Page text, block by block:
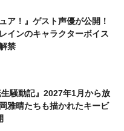
ア！』ゲスト声優が公開！
インのキャラクターボイス
禁
騒動記』2027年1月から放
雅晴たちも描かれたキービ